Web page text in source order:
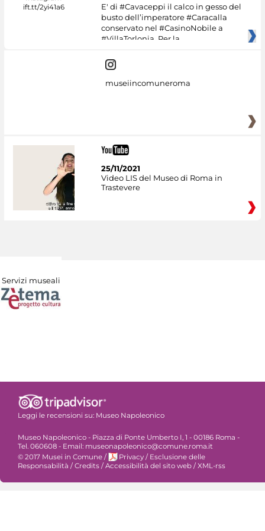
E' di #Cavaceppi il calco in gesso del
busto dell’imperatore #Caracalla
conservato nel #CasinoNobile a
#VillaTorlonia. Per la
museiincomuneroma
25/11/2021
Video LIS del Museo di Roma in
Trastevere
Servizi museali
Leggi le recensioni su: Museo Napoleonico
Museo Napoleonico - Piazza di Ponte Umberto I, 1 - 00186 Roma -
Tel. 060608 - Email: museonapoleonico@comune.roma.it
© 2017 Musei in Comune / Privacy / Esclusione delle
Responsabilità / Credits / Accessibilità del sito web / XML-rss